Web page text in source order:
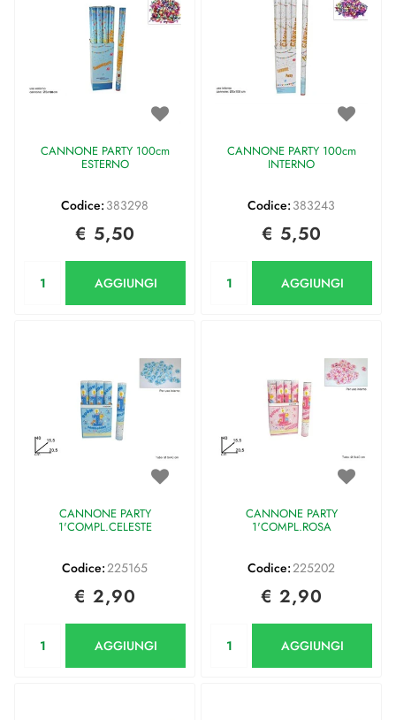
CANNONE PARTY 100cm
ESTERNO
Codice: 383298
€ 5,50
AGGIUNGI
CANNONE PARTY 100cm
INTERNO
Codice: 383243
€ 5,50
AGGIUNGI
CANNONE PARTY
1'COMPL.CELESTE
Codice:225165
€ 2,90
AGGIUNGI
CANNONE PARTY
1'COMPL.ROSA
Codice:225202
€ 2,90
AGGIUNGI